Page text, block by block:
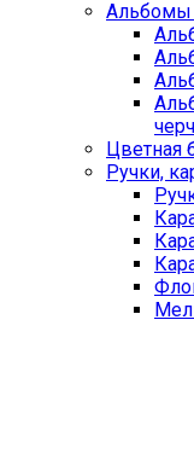
Альбомы
Цветная
Ручки,